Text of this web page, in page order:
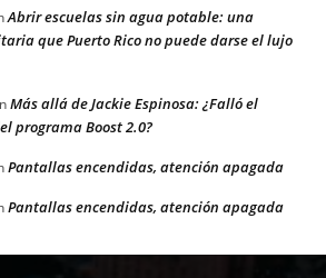
Abrir escuelas sin agua potable: una
que Puerto Rico no puede darse el lujo
Más allá de Jackie Espinosa: ¿Falló el
programa Boost 2.0?
Pantallas encendidas, atención apagada
Pantallas encendidas, atención apagada